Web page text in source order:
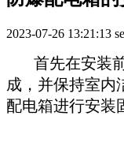
2023-07-26 13:21:13
首先在安装
成，并保持室内
配电箱进行安装